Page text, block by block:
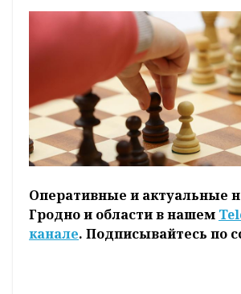
Оперативные и актуальные
Гродно и области в нашем
канале. Подписывайтесь по